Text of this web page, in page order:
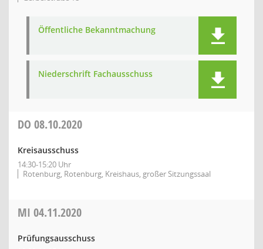
Öffentliche Bekanntmachung
Niederschrift Fachausschuss
DO 08.10.2020
Kreisausschuss
14:30-15:20 Uhr
Rotenburg, Rotenburg, Kreishaus, großer Sitzungssaal
MI 04.11.2020
Prüfungsausschuss